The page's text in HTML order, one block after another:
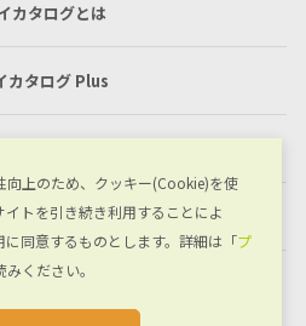
カタログとは
カタログ Plus
シーポリシー
い合わせ
向上のため、クッキー(Cookie)を使
トを引き続き利用することによ
同意するものとします。詳細は「プ
みください。